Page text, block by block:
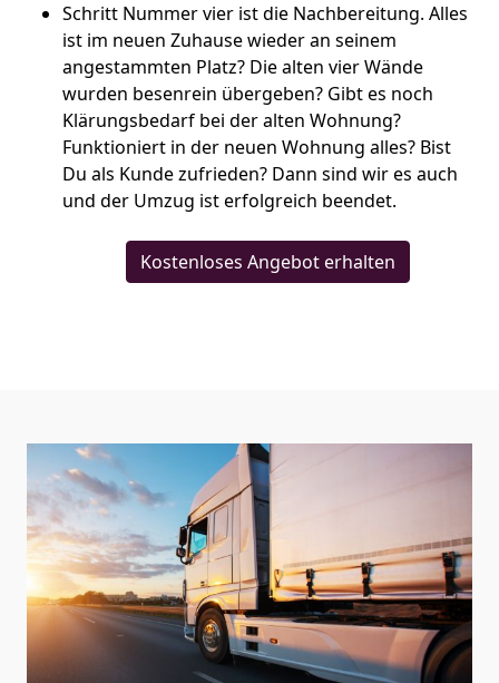
Schritt Nummer vier ist die Nachbereitung. Alles
ist im neuen Zuhause wieder an seinem
angestammten Platz? Die alten vier Wände
wurden besenrein übergeben? Gibt es noch
Klärungsbedarf bei der alten Wohnung?
Funktioniert in der neuen Wohnung alles? Bist
Du als Kunde zufrieden? Dann sind wir es auch
und der Umzug ist erfolgreich beendet.
Kostenloses Angebot erhalten